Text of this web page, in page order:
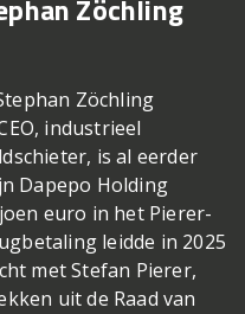
Zöchling
Zöchling
industrieel
is al eerder
Dapepo Holding
euro in het Pierer-
leidde in 2025
met Stefan Pierer,
uit de Raad van